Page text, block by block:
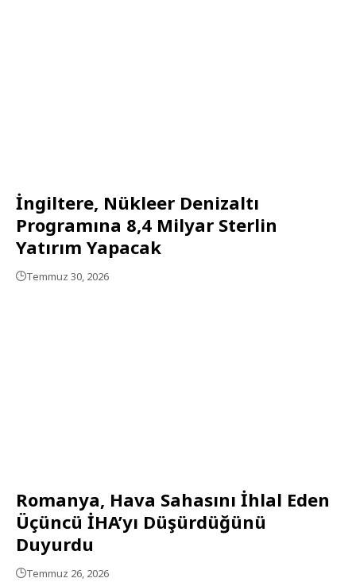
İngiltere, Nükleer Denizaltı
Programına 8,4 Milyar Sterlin
Yatırım Yapacak
Temmuz 30, 2026
Romanya, Hava Sahasını İhlal Eden
Üçüncü İHA’yı Düşürdüğünü
Duyurdu
Temmuz 26, 2026